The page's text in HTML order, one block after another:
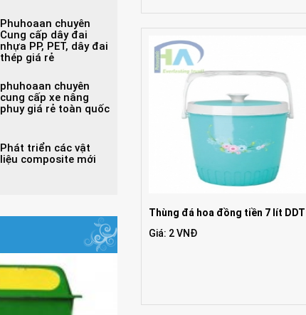
Thùng đá hoa đồng tiền 7 lít DDT
Giá: 2 VNĐ
Phuhoaan chuyên
Cung cấp dây đai
nhựa PP, PET, dây đai
thép giá rẻ
phuhoaan chuyên
cung cấp xe nâng
phuy giá rẻ toàn quốc
Phát triển các vật
liệu composite mới